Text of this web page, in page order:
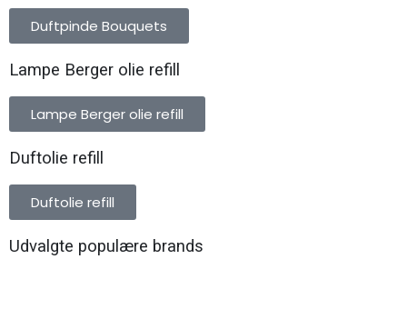
Duftpinde Bouquets
Lampe Berger olie refill
Lampe Berger olie refill
Duftolie refill
Duftolie refill
Udvalgte populære brands